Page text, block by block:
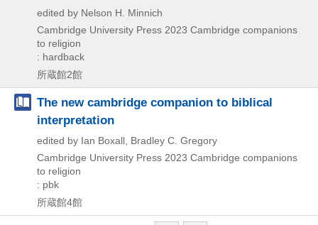
edited by Nelson H. Minnich
Cambridge University Press 2023 Cambridge companions
to religion
: hardback
所蔵館2館
The new cambridge companion to biblical
interpretation
edited by Ian Boxall, Bradley C. Gregory
Cambridge University Press 2023 Cambridge companions
to religion
: pbk
所蔵館4館